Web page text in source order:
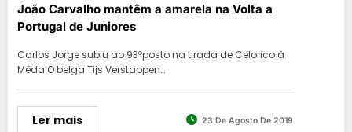
João Carvalho mantêm a amarela na Volta a
Portugal de Juniores
Carlos Jorge subiu ao 93ºposto na tirada de Celorico à
Mêda O belga Tijs Verstappen…
Ler mais 23 De Agosto De 2019